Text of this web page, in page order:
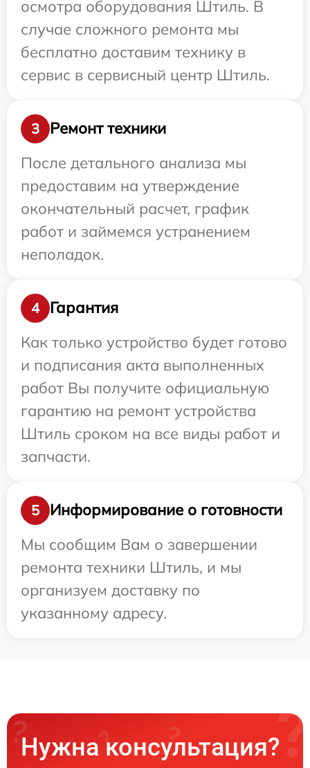
осмотра оборудования Штиль. В
случае сложного ремонта мы
бесплатно доставим технику в
сервис в сервисный центр Штиль.
3
Ремонт техники
После детального анализа мы
предоставим на утверждение
окончательный расчет, график
работ и займемся устранением
неполадок.
4
Гарантия
Как только устройство будет готово
и подписания акта выполненных
работ Вы получите официальную
гарантию на ремонт устройства
Штиль сроком на все виды работ и
запчасти.
5
Информирование о готовности
Мы сообщим Вам о завершении
ремонта техники Штиль, и мы
организуем доставку по
указанному адресу.
Нужна консультация?